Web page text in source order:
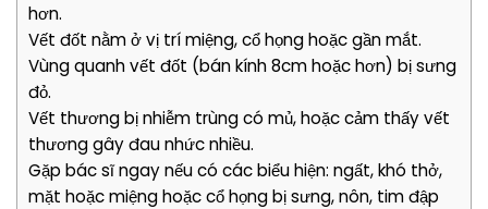
hơn.
Vết đốt nằm ở vị trí miệng, cổ họng hoặc gần mắt.
Vùng quanh vết đốt (bán kính 8cm hoặc hơn) bị sưng
đỏ.
Vết thương bị nhiễm trùng có mủ, hoặc cảm thấy vết
thương gây đau nhức nhiều.
Gặp bác sĩ ngay nếu có các biểu hiện: ngất, khó thở,
mặt hoặc miệng hoặc cổ họng bị sưng, nôn, tim đập